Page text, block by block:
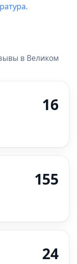
в Великом
16
155
24